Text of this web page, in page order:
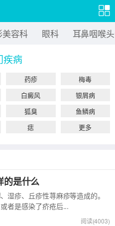
美容科 眼科 耳鼻咽喉
疾病
药疹
梅毒
白癜风
银屑病
狐臭
鱼鳞病
痣 更多
的是什么
湿疹、丘疹性荨麻疹等造成的。
者是感染了疥疮后...
阅读(4003)